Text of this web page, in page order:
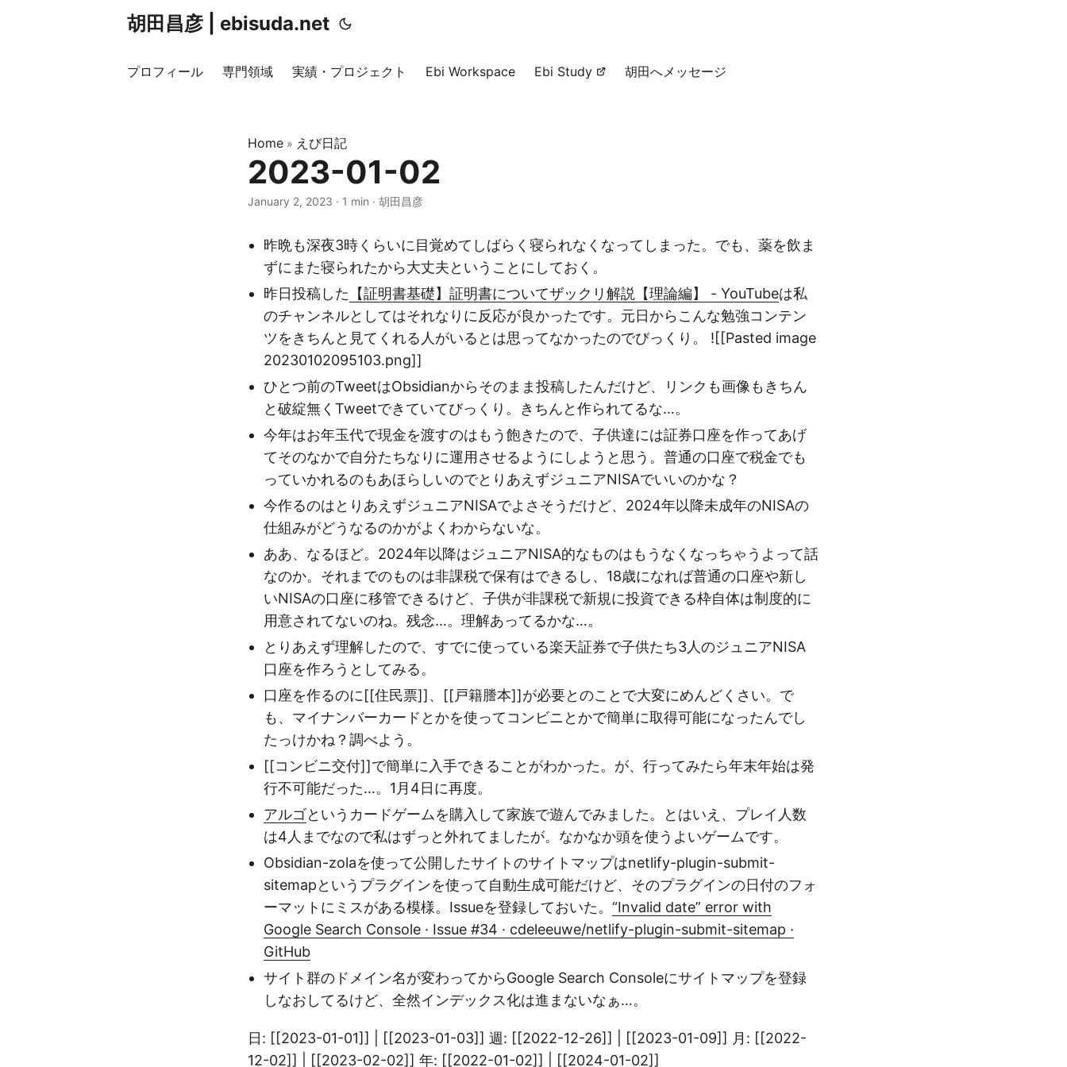
胡田昌彦 | ebisuda.net
プロフィール 専門領域 実績・プロジェクト Ebi Workspace Ebi Study 胡田へメッセージ
Home » えび日記
2023-01-02
January 2, 2023 · 1 min · 胡田昌彦
昨晩も深夜3時くらいに目覚めてしばらく寝られなくなってしまった。でも、薬を飲ま
ずにまた寝られたから大丈夫ということにしておく。
昨日投稿した 【証明書基礎】証明書についてザックリ解説【理論編】 - YouTubeは私
のチャンネルとしてはそれなりに反応が良かったです。元日からこんな勉強コンテン
ツをきちんと見てくれる人がいるとは思ってなかったのでびっくり。 ![[Pasted image
20230102095103.png]]
ひとつ前のTweetはObsidianからそのまま投稿したんだけど、リンクも画像もきちん
と破綻無くTweetできていてびっくり。きちんと作られてるな…。
今年はお年玉代で現金を渡すのはもう飽きたので、子供達には証券口座を作ってあげ
てそのなかで自分たちなりに運用させるようにしようと思う。普通の口座で税金でも
っていかれるのもあほらしいのでとりあえずジュニアNISAでいいのかな？
今作るのはとりあえずジュニアNISAでよさそうだけど、2024年以降未成年のNISAの
仕組みがどうなるのかがよくわからないな。
ああ、なるほど。2024年以降はジュニアNISA的なものはもうなくなっちゃうよって話
なのか。それまでのものは非課税で保有はできるし、18歳になれば普通の口座や新し
いNISAの口座に移管できるけど、子供が非課税で新規に投資できる枠自体は制度的に
用意されてないのね。残念…。理解あってるかな…。
とりあえず理解したので、すでに使っている楽天証券で子供たち3人のジュニアNISA
口座を作ろうとしてみる。
口座を作るのに[[住民票]]、[[戸籍謄本]]が必要とのことで大変にめんどくさい。で
も、マイナンバーカードとかを使ってコンビニとかで簡単に取得可能になったんでし
たっけかね？調べよう。
[[コンビニ交付]]で簡単に入手できることがわかった。が、行ってみたら年末年始は発
行不可能だった…。1月4日に再度。
アルゴというカードゲームを購入して家族で遊んでみました。とはいえ、プレイ人数
は4人までなので私はずっと外れてましたが。なかなか頭を使うよいゲームです。
Obsidian-zolaを使って公開したサイトのサイトマップはnetlify-plugin-submit-
sitemapというプラグインを使って自動生成可能だけど、そのプラグインの日付のフォ
ーマットにミスがある模様。Issueを登録しておいた。 “Invalid date” error with
Google Search Console · Issue #34 · cdeleeuwe/netlify-plugin-submit-sitemap ·
GitHub
サイト群のドメイン名が変わってからGoogle Search Consoleにサイトマップを登録
しなおしてるけど、全然インデックス化は進まないなぁ…。
日: [[2023-01-01]] | [[2023-01-03]] 週: [[2022-12-26]] | [[2023-01-09]] 月: [[2022-
12-02]] | [[2023-02-02]] 年: [[2022-01-02]] | [[2024-01-02]]